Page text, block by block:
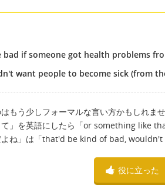
bad if someone got health problems
want people to become sick (from
もう少しフォーマルな言い方かもしれませ
て」を英語にしたら「or something like
よね」は「that'd be kind of bad, wouldn't
役に立った